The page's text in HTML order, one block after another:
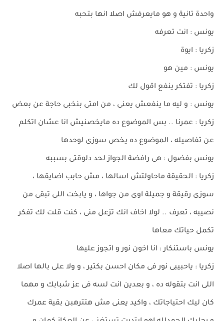
واحدة تانية و هو مايعرفش اصلا انها بتحبه
يونس : انت تعرفه
زكريا : ايوة
يونس : مين هو
زكريا : تفتكر ينفع اقول لك
يونس : و ليه ما ينفعش يعنى ، من امتى بنخبى حاجة عن بعض
زكريا : عمرنا .. بس الموضوع ده مايخصنيش انا عشان اتكلم
عن تفاصيله ، الموضوع ده يخص سوزى لوحدها
يونس بفضول : هى رافضة الجواز لحد دلوقتى بسببه
زكريا : الحقيقة ماحاولتش اسالها ، مش حابب اضايقها ،
سوزى رقيقة و جميلة اوى من جواها ، و يابخت اللى تبقى من
نصيبه ، تعرف .. لولا اخاف انك تزعل منى ، كنت قلت لك تفكر
تكمل حياتك معاها
يونس باستنكار : انا اخون نور و اتجوز عليها
زكريا : ياحبيبى نور فى مكان احسن بكتير ، و ولا على بالها اصلا
اللى انت بتقوله ده ، و بعدين انت لسه فى عز شبابك و مهما
كان ليك احتياجاتك ، واكيد يعنى مش هتترهبن بقية عمرك